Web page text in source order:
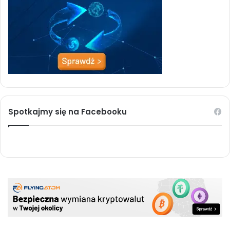
Spotkajmy się na Facebooku